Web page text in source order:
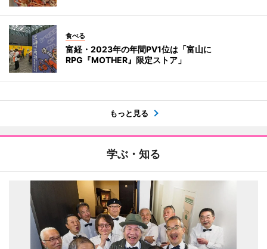
食べる
富経・2023年の年間PV1位は「富山に
RPG『MOTHER』限定ストア」
もっと見る
学ぶ・知る